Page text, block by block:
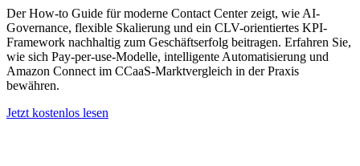
Der How-to Guide für moderne Contact Center zeigt, wie AI-
Governance, flexible Skalierung und ein CLV-orientiertes KPI-
Framework nachhaltig zum Geschäftserfolg beitragen. Erfahren Sie,
wie sich Pay-per-use-Modelle, intelligente Automatisierung und
Amazon Connect im CCaaS-Marktvergleich in der Praxis
bewähren.
Jetzt kostenlos lesen